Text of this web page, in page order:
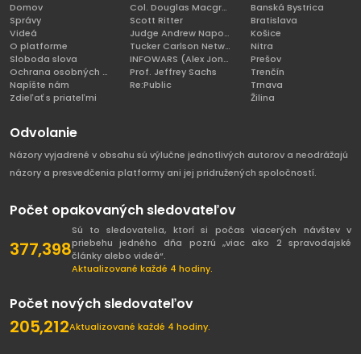
Domov
Správy
Videá
O platforme
Sloboda slova
Ochrana osobných údajov
Napíšte nám
Zdieľať s priateľmi
Col. Douglas Macgregor, Ph.D
Scott Ritter
Judge Andrew Napolitano
Tucker Carlson Network
INFOWARS (Alex Jones)
Prof. Jeffrey Sachs
Re:Public
Banská Bystrica
Bratislava
Košice
Nitra
Prešov
Trenčín
Trnava
Žilina
Odvolanie
Názory vyjadrené v obsahu sú výlučne jednotlivých autorov a neodrážajú
názory a presvedčenia platformy ani jej pridružených spoločností.
Počet opakovaných sledovateľov
377,398
Sú to sledovatelia, ktorí si počas viacerých návštev v
priebehu jedného dňa pozrú „viac ako 2 spravodajské
články alebo videá“.
Aktualizované každé 4 hodiny.
Počet nových sledovateľov
205,212Aktualizované každé 4 hodiny.